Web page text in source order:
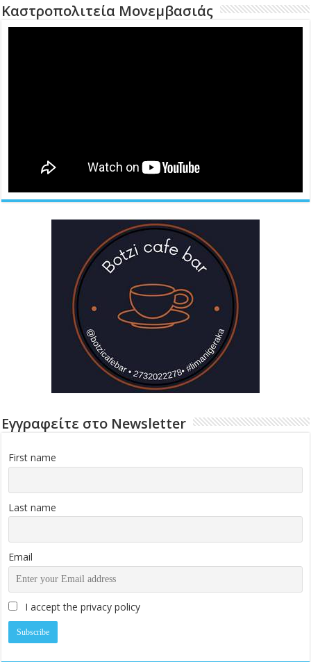
Καστροπολιτεία Μονεμβασιάς
Εγγραφείτε στο Newsletter
First name
Last name
Email
I accept the privacy policy